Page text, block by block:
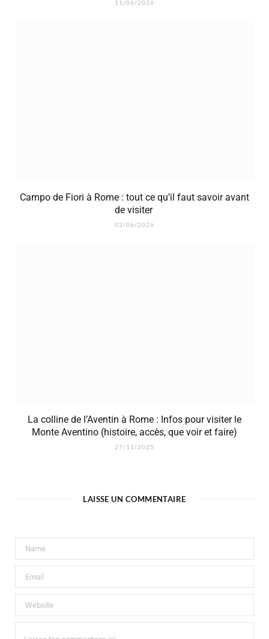
11/06/2026
Campo de Fiori à Rome : tout ce qu’il faut savoir avant
de visiter
02/06/2026
La colline de l’Aventin à Rome : Infos pour visiter le
Monte Aventino (histoire, accès, que voir et faire)
27/11/2025
LAISSE UN COMMENTAIRE